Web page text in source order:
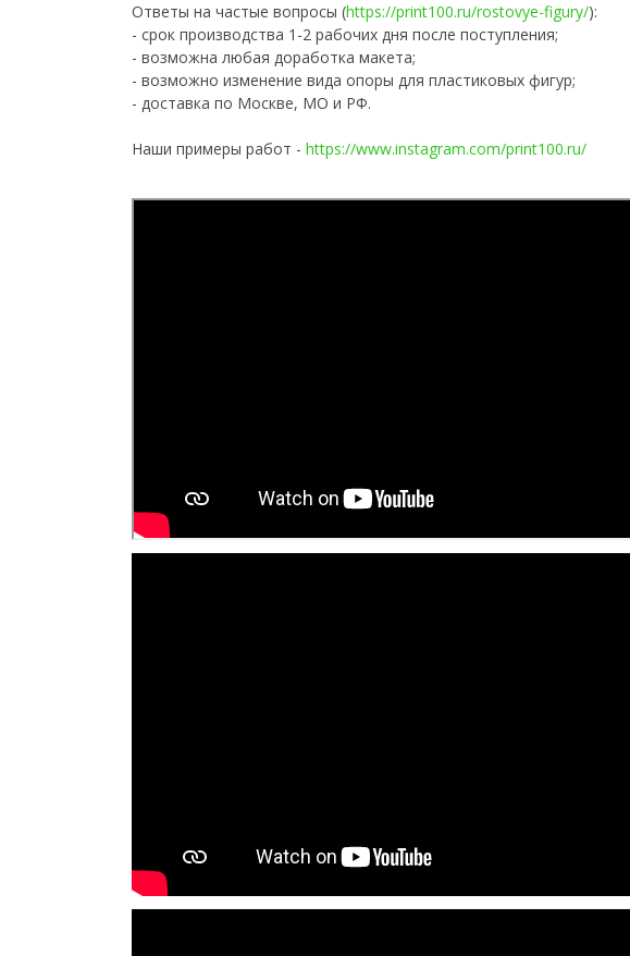
Ответы на частые вопросы (https://print100.ru/rostovye-figury/):
- срок производства 1-2 рабочих дня после поступления;
- возможна любая доработка макета;
- возможно изменение вида опоры для пластиковых фигур;
- доставка по Москве, МО и РФ.
Наши примеры работ - https://www.instagram.com/print100.ru/